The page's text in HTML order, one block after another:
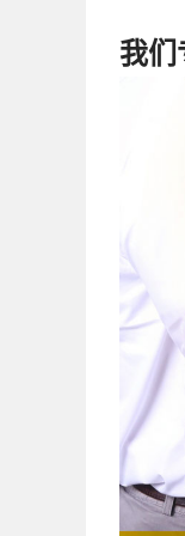
我们